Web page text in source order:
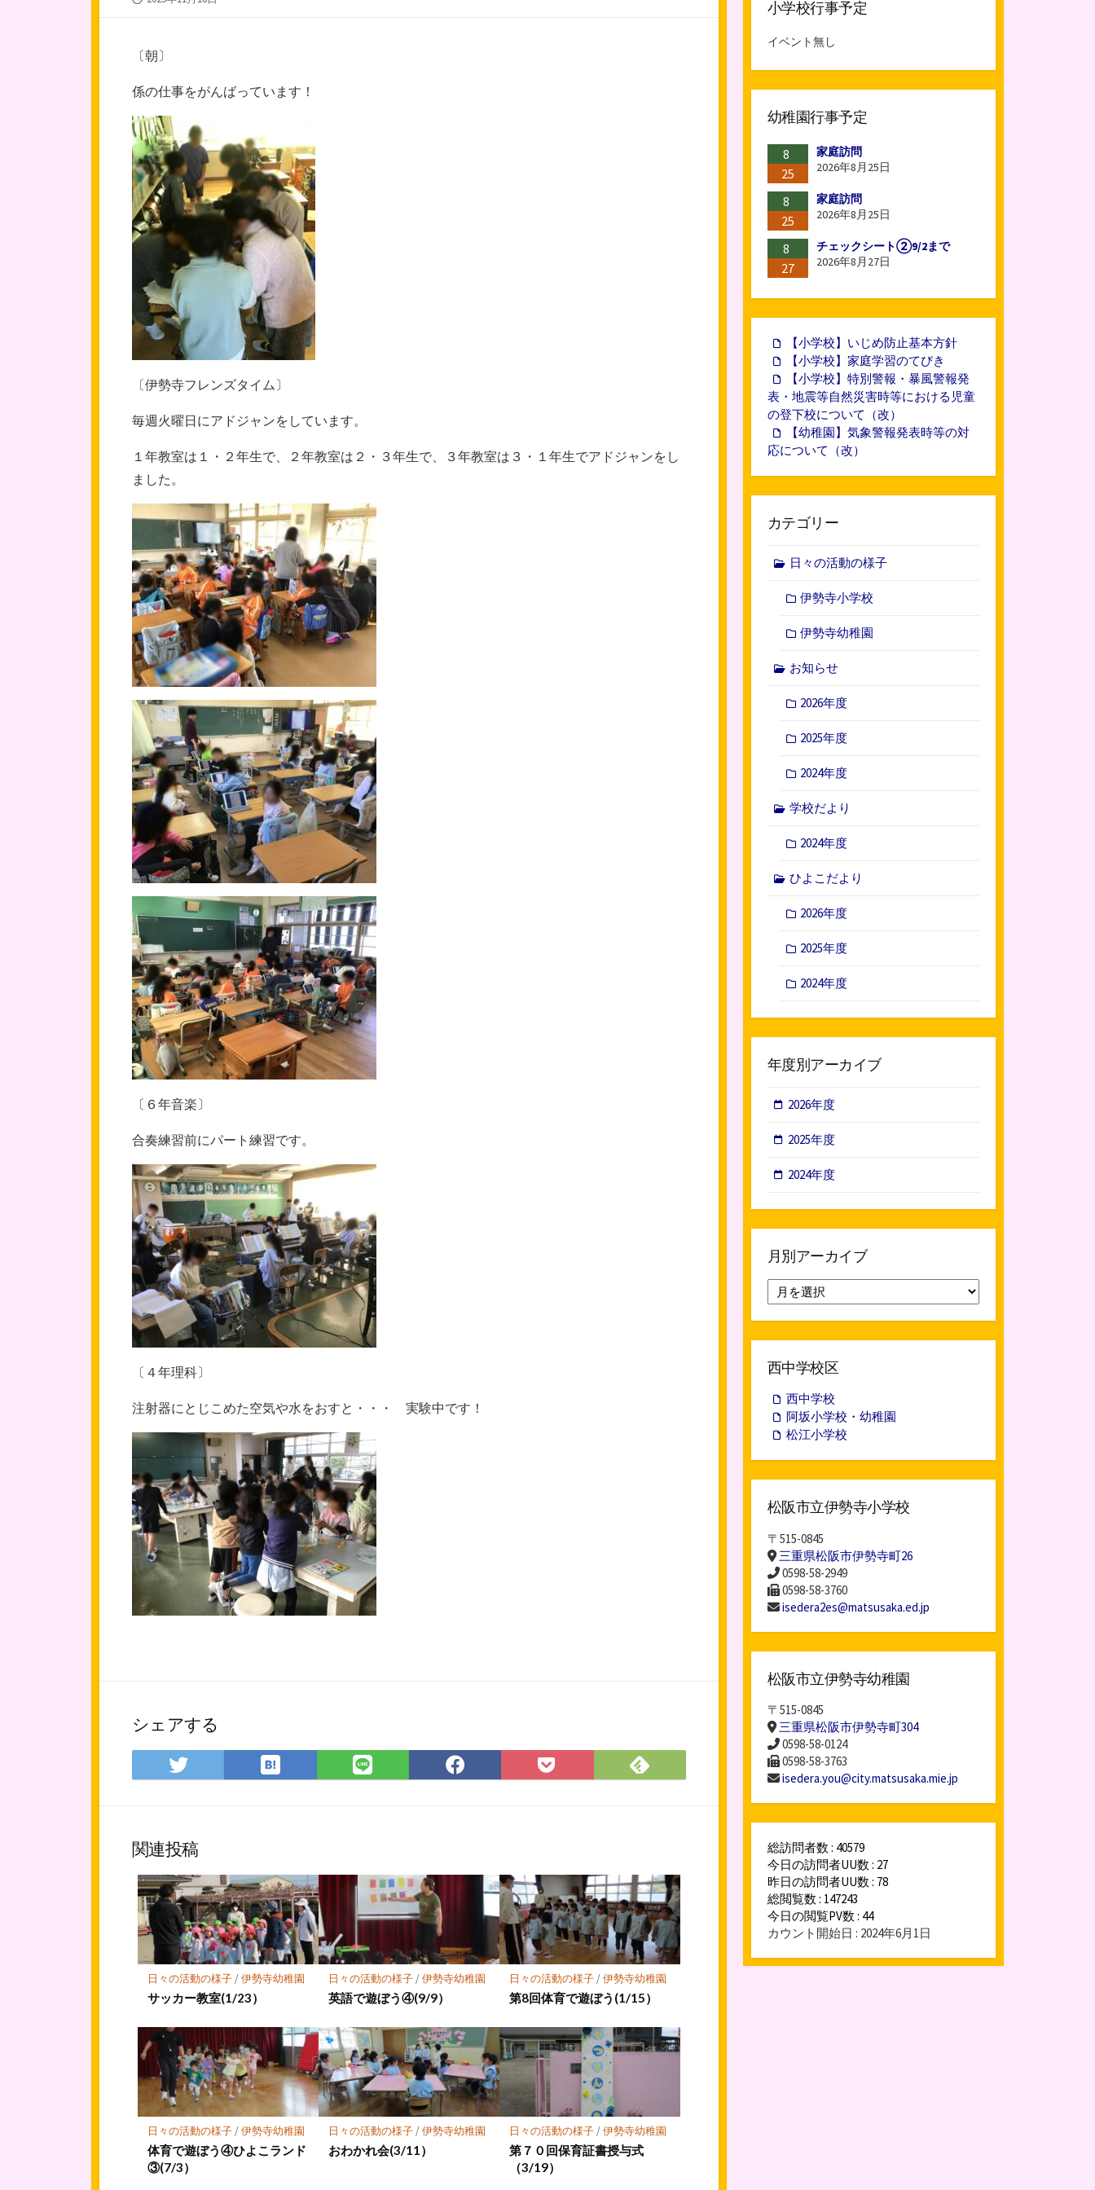
〔朝〕
係の仕事をがんばっています！
〔伊勢寺フレンズタイム〕
毎週火曜日にアドジャンをしています。
１年教室は１・２年生で、２年教室は２・３年生で、３年教室は３・１年生でアドジャンをし
ました。
〔６年音楽〕
合奏練習前にパート練習です。
〔４年理科〕
注射器にとじこめた空気や水をおすと・・・ 実験中です！
シェアする
Twitter
で
ア
は
て
マ
ー
ク
に
保
存
LINE
で
Facebook
で
Pocket
に
Feedly
で
関連投稿
日々の活動の様子/伊勢寺幼稚園
サッカー教室(1/23）
日々の活動の様子/伊勢寺幼稚園
英語で遊ぼう④(9/9）
日々の活動の様子/伊勢寺幼稚園
第8回体育で遊ぼう(1/15）
日々の活動の様子/伊勢寺幼稚園
体育で遊ぼう④ひよこランド
③(7/3）
日々の活動の様子/伊勢寺幼稚園
おわかれ会(3/11）
日々の活動の様子/伊勢寺幼稚園
第７０回保育証書授与式
（3/19）
小学校行事予定
イベント無し
幼稚園行事予定
8
25
家庭訪問
2026年8月25日
8
25
家庭訪問
2026年8月25日
8
27
チェックシート②9/2まで
2026年8月27日
【小学校】いじめ防止基本方針
【小学校】家庭学習のてびき
【小学校】特別警報・暴風警報発
表・地震等自然災害時等における児童
の登下校について（改）
【幼稚園】気象警報発表時等の対
応について（改）
カテゴリー
日々の活動の様子
伊勢寺小学校
伊勢寺幼稚園
お知らせ
2026年度
2025年度
2024年度
学校だより
2024年度
ひよこだより
2026年度
2025年度
2024年度
年度別アーカイブ
2026年度
2025年度
2024年度
月別アーカイブ
別
ア
ー
イ
西中学校区
西中学校
阿坂小学校・幼稚園
松江小学校
松阪市立伊勢寺小学校
〒515-0845
三重県松阪市伊勢寺町26
0598-58-2949
0598-58-3760
isedera2es@matsusaka.ed.jp
松阪市立伊勢寺幼稚園
〒515-0845
三重県松阪市伊勢寺町304
0598-58-0124
0598-58-3763
isedera.you@city.matsusaka.mie.jp
総訪問者数 : 40579
今日の訪問者UU数 : 27
昨日の訪問者UU数 : 78
総閲覧数 : 147243
今日の閲覧PV数 : 44
カウント開始日 : 2024年6月1日